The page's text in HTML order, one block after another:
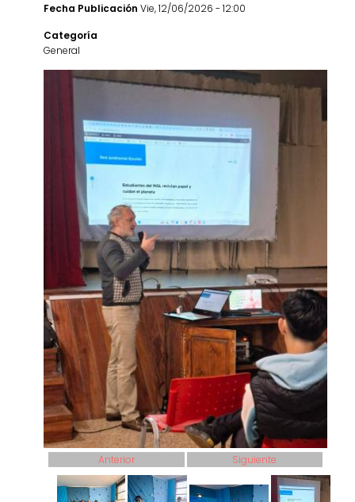
Fecha Publicación Vie, 12/06/2026 - 12:00
Categoría
General
Anterior Siguiente